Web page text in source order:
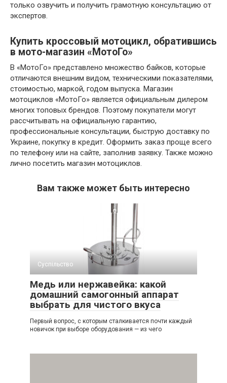
только озвучить и получить грамотную консультацию от
экспертов.
Купить кроссовый мотоцикл, обратившись
в мото-магазин «МотоГо»
В «МотоГо» представлено множество байков, которые
отличаются внешним видом, техническими показателями,
стоимостью, маркой, годом выпуска. Магазин
мотоциклов «МотоГо» является официальным дилером
многих топовых брендов. Поэтому покупатели могут
рассчитывать на официальную гарантию,
профессиональные консультации, быструю доставку по
Украине, покупку в кредит. Оформить заказ проще всего
по телефону или на сайте, заполнив заявку. Также можно
лично посетить магазин мотоциклов.
Вам также может быть интересно
Суспільство
Медь или нержавейка: какой
домашний самогонный аппарат
выбрать для чистого вкуса
Первый вопрос, с которым сталкивается почти каждый
новичок при выборе оборудования — из чего